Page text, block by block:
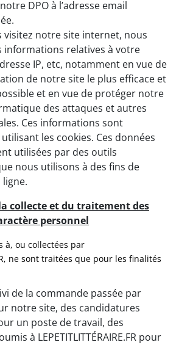
DPO à l’adresse email
visitez notre site internet, nous
informations relatives à votre
IP, etc, notamment en vue de
de notre site le plus efficace et
et en vue de protéger notre
des attaques et autres
Ces informations sont
les cookies. Ces données
utilisées par des outils
nous utilisons à des fins de
collecte et du traitement des
personnel
à, ou collectées par
ne sont traitées que pour les finalités
de la commande passée par
notre site, des candidatures
un poste de travail, des
à LEPETITLITTÉRAIRE.FR pour